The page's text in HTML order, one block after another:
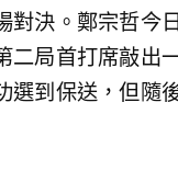
對決。鄭宗哲今
二局首打席敲出
選到保送，但隨